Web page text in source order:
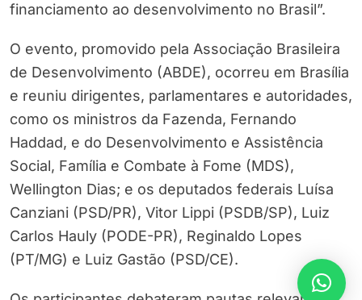
financiamento ao desenvolvimento no Brasil”.
O evento, promovido pela Associação Brasileira
de Desenvolvimento (ABDE), ocorreu em Brasília
e reuniu dirigentes, parlamentares e autoridades,
como os ministros da Fazenda, Fernando
Haddad, e do Desenvolvimento e Assistência
Social, Família e Combate à Fome (MDS),
Wellington Dias; e os deputados federais Luísa
Canziani (PSD/PR), Vitor Lippi (PSDB/SP), Luiz
Carlos Hauly (PODE-PR), Reginaldo Lopes
(PT/MG) e Luiz Gastão (PSD/CE).